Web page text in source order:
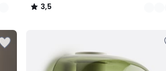
3,5
/